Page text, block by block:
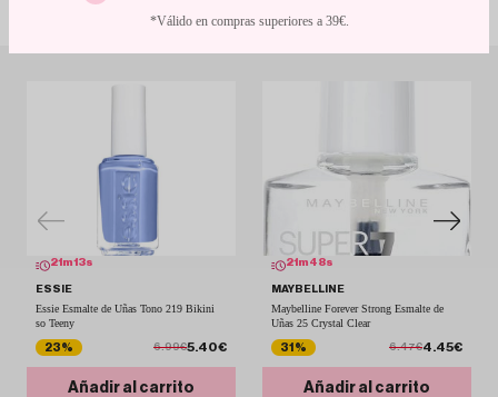
Si buscas un esmalte que aguante el ritmo de tu día a día y te haga sentir única, Play
21 m13s
ESSIE
Essie Esmalte de Uñas Tono 219 Bikini
so Teeny
23%
6.99€5.40€
Añadir al carrito
21 m 48s
MAYBELLINE
Maybelline Forever Strong Esmalte de
Uñas 25 Crystal Clear
31%
6.47€4.45€
Añadir al carrito
*Válido en compras superiores a 39€.